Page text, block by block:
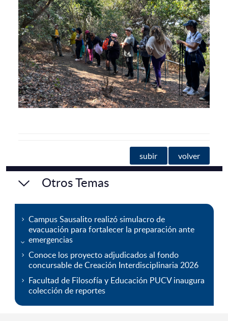
subir volver
Otros Temas
Campus Sausalito realizó simulacro de
evacuación para fortalecer la preparación ante
emergencias
Conoce los proyecto adjudicados al fondo
concursable de Creación Interdisciplinaria 2026
Facultad de Filosofía y Educación PUCV inaugura
colección de reportes